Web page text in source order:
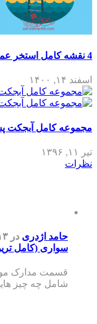
4 نقشه کامل استخر عمومی و مسکونی DWG
اسفند ۱۴, ۱۴۰۰
مجموعه کامل آبجکت
تیر ۱۱, ۱۳۹۶
نظرات
حامد اژدری در ۱۳ دی
سواری (کامل
قسمت مدارک
شامل چه چیز